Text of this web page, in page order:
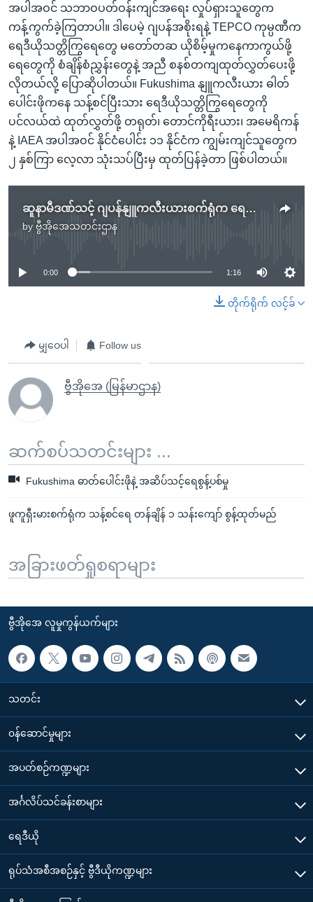
အပါအဝင် သဘာဝပတ်ဝန်းကျင်အရေး လှုပ်ရှားသူတွေက
ကန့်ကွက်ခဲ့ကြတာပါ။ ဒါပေမဲ့ ဂျပန်အစိုးရနဲ့ TEPCO ကုမ္ပဏီက
ရေဒီယိုသတ္တိကြွရေတွေ မတော်တဆ ယိုစိမ့်မှုကနေကာကွယ်ဖို့
ရေတွေကို စံချိန်စံညွှန်းတွေနဲ့ အညီ စနစ်တကျထုတ်လွှတ်ပေးဖို့
လိုတယ်လို့ ပြောဆိုပါတယ်။ Fukushima နျူကလီးယား ဓါတ်
ပေါင်းဖိုကနေ သန့်စင်ပြီးသား ရေဒီယိုသတ္တိကြွရေတွေကို
ပင်လယ်ထဲ ထုတ်လွှတ်ဖို့ တရုတ်၊ တောင်ကိုရီးယား၊ အမေရိကန်
နဲ့ IAEA အပါအဝင် နိုင်ငံပေါင်း ၁၁ နိုင်ငံက ကျွမ်းကျင်သူတွေက
၂ နှစ်ကြာ လေ့လာ သုံးသပ်ပြီးမှ ထုတ်ပြန်ခဲ့တာ ဖြစ်ပါတယ်။
ဆူနာမီဒဏ်သင့် ဂျပန်နျူကလီးယားစက်ရုံက ရေတွေ ပင်လယ်ပြင်မှာ စတင်စွန့်ပစ်
by ဗွီအိုအေသတင်းဌာန
No media source currently available
0:00 1:16
တိုက်ရိုက် လင့်ခ်
မျှဝေပါ Follow us
ဗွီအိုအေ (မြန်မာဌာန)
ဆက်စပ်သတင်းများ ...
Fukushima ဓာတ်ပေါင်းဖိုနဲ့ အဆိပ်သင့်ရေစွန့်ပစ်မှု
ဖူကူရှီးမားစက်ရုံက သန့်စင်ရေ တန်ချိန် ၁ သန်းကျော် စွန့်ထုတ်မည်
အခြားဖတ်ရှုစရာများ
ဗွီအိုအေ လူမှုကွန်ယက်များ
သတင်း
၀န်ဆောင်မှုများ
အပတ်စဉ်ကဏ္ဍများ
အင်္ဂလိပ်သင်ခန်းစာများ
ရေဒီယို
ရုပ်သံအစီအစဉ်နှင့် ဗွီဒီယိုကဏ္ဍများ